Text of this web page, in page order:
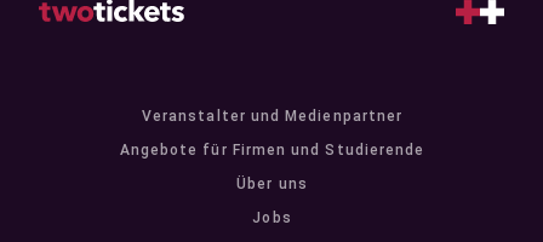
Veranstalter und Medienpartner
Angebote für Firmen und Studierende
Über uns
Jobs